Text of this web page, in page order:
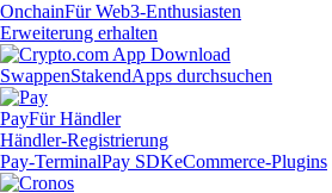
OnchainFür Web3-Enthusiasten
Erweiterung erhalten
SwappenStakendApps durchsuchen
PayFür Händler
Händler-Registrierung
Pay-TerminalPay SDKeCommerce-Plugins